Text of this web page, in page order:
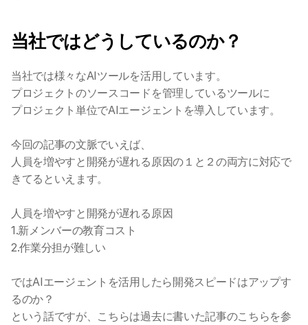
当社ではどうしているのか？
当社では様々なAIツールを活用しています。
プロジェクトのソースコードを管理しているツールに
プロジェクト単位でAIエージェントを導入しています。
今回の記事の文脈でいえば、
人員を増やすと開発が遅れる原因の１と２の両方に対応で
きてるといえます。
人員を増やすと開発が遅れる原因
1.新メンバーの教育コスト
2.作業分担が難しい
ではAIエージェントを活用したら開発スピードはアップす
るのか？
という話ですが、こちらは過去に書いた記事のこちらを参